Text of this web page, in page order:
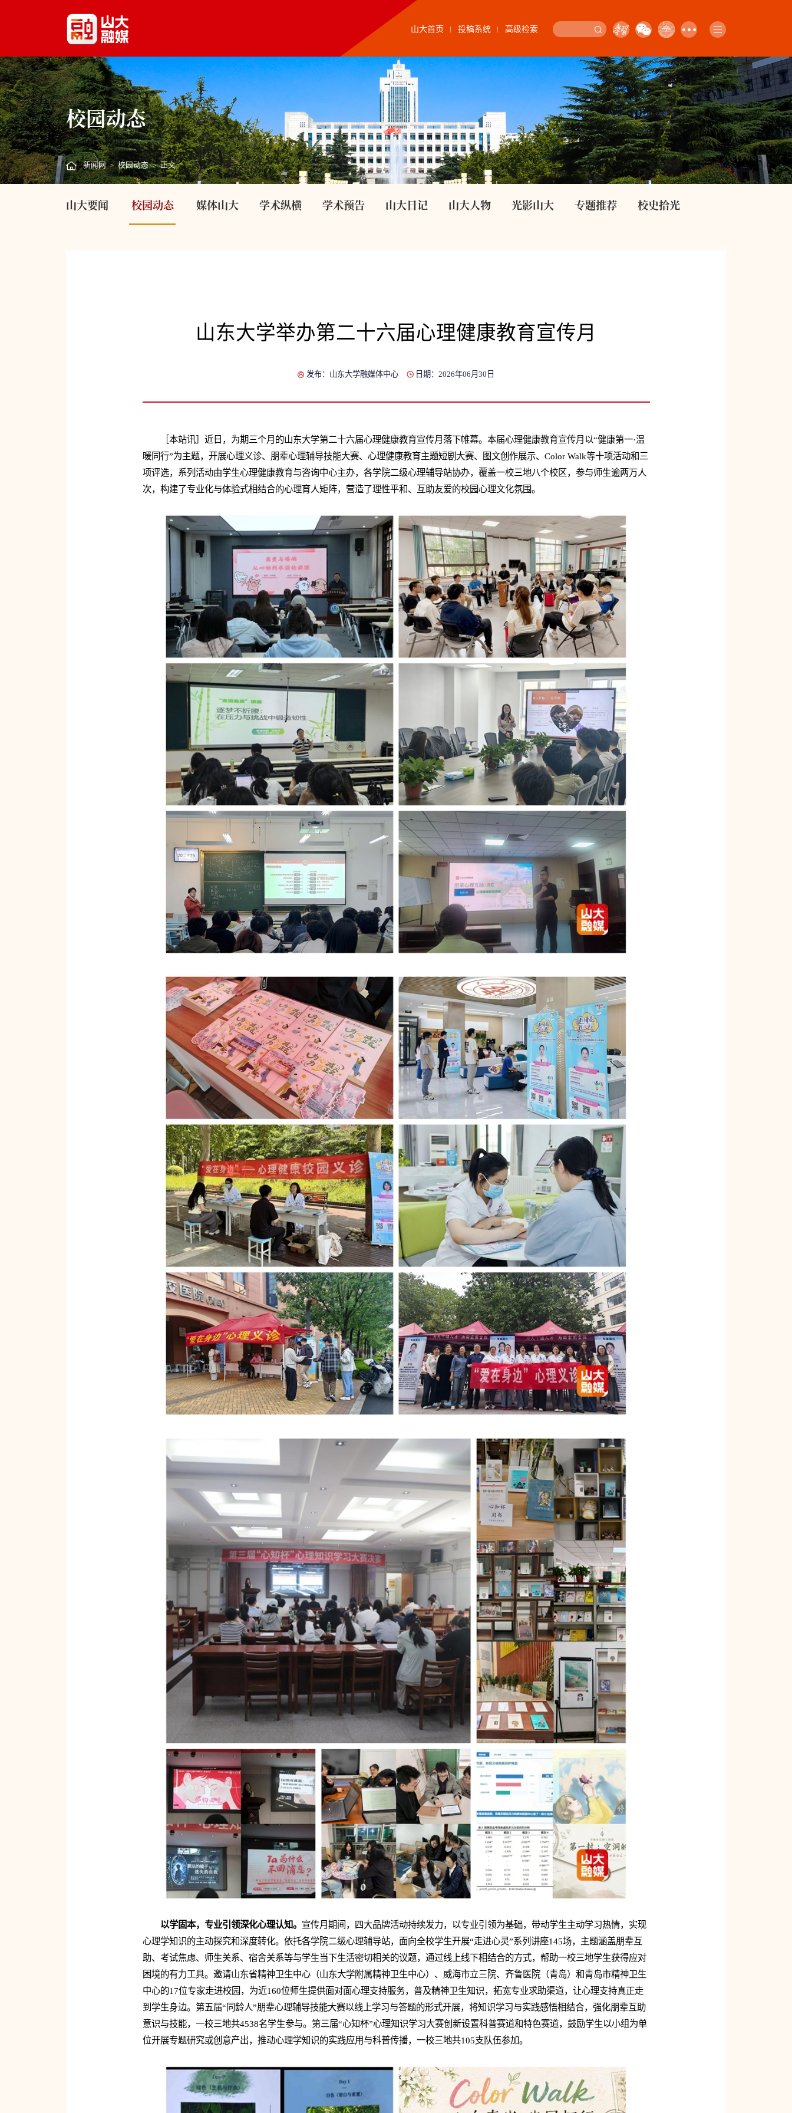
山大首页 投稿系统 高级检索
校园动态
新闻网 > 校园动态 > 正文
山大要闻 校园动态 媒体山大 学术纵横 学术预告 山大日记 山大人物 光影山大 专题推荐 校史拾光
山东大学举办第二十六届心理健康教育宣传月
发布：山东大学融媒体中心 日期：2026年06月30日
［本站讯］近日，为期三个月的山东大学第二十六届心理健康教育宣传月落下帷幕。本届心理健康教育宣传月以“健康第一·温
暖同行”为主题，开展心理义诊、朋辈心理辅导技能大赛、心理健康教育主题短剧大赛、图文创作展示、Color Walk等十项活动和三
项评选，系列活动由学生心理健康教育与咨询中心主办，各学院二级心理辅导站协办，覆盖一校三地八个校区，参与师生逾两万人
次，构建了专业化与体验式相结合的心理育人矩阵，营造了理性平和、互助友爱的校园心理文化氛围。
以学固本，专业引领深化心理认知。 宣传月期间，四大品牌活动持续发力，以专业引领为基础，带动学生主动学习热情，实现
心理学知识的主动探究和深度转化。依托各学院二级心理辅导站，面向全校学生开展“走进心灵”系列讲座145场，主题涵盖朋辈互
助、考试焦虑、师生关系、宿舍关系等与学生当下生活密切相关的议题，通过线上线下相结合的方式，帮助一校三地学生获得应对
困境的有力工具。邀请山东省精神卫生中心（山东大学附属精神卫生中心）、威海市立三院、齐鲁医院（青岛）和青岛市精神卫生
中心的17位专家走进校园，为近160位师生提供面对面心理支持服务，普及精神卫生知识，拓宽专业求助渠道，让心理支持真正走
到学生身边。第五届“同龄人”朋辈心理辅导技能大赛以线上学习与答题的形式开展，将知识学习与实践感悟相结合，强化朋辈互助
意识与技能，一校三地共4538名学生参与。第三届“心知杯”心理知识学习大赛创新设置科普赛道和特色赛道，鼓励学生以小组为单
位开展专题研究或创意产出，推动心理学知识的实践应用与科普传播，一校三地共105支队伍参加。